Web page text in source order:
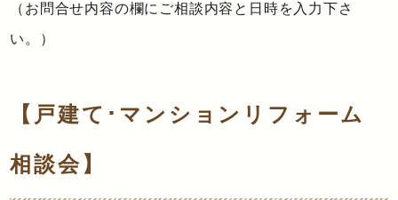
（お問合せ内容の欄にご相談内容と日時を入力下さ
い。）
【戸建て･マンションリフォーム
相談会】